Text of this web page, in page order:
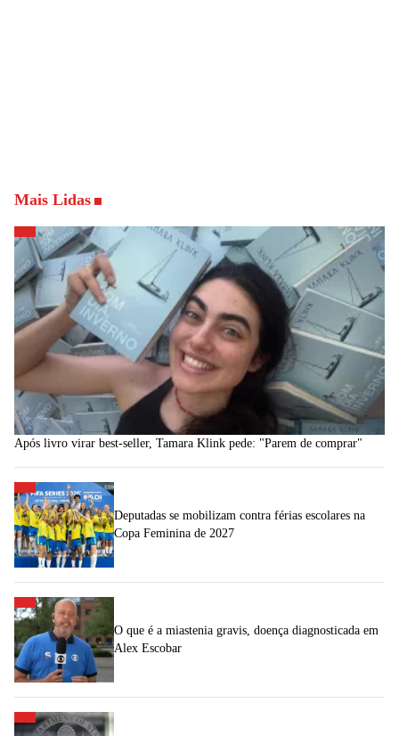
Mais Lidas
Após livro virar best-seller, Tamara Klink pede: "Parem de comprar"
Deputadas se mobilizam contra férias escolares na
Copa Feminina de 2027
O que é a miastenia gravis, doença diagnosticada em
Alex Escobar